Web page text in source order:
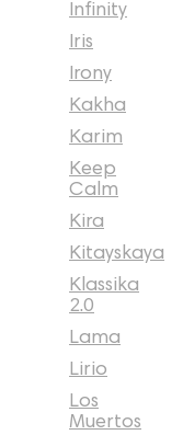
Infinity
Iris
Irony
Kakha
Karim
Keep
Calm
Kira
Kitayskaya
Klassika
2.0
Lama
Lirio
Los
Muertos